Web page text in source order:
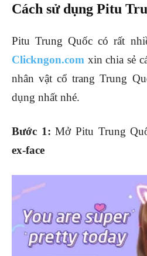
Cách sử dụng Pitu
Pitu Trung Quốc có rất
Clickngon.com xin chia sẻ
nhân vật cổ trang Trung
dụng nhất nhé.
Bước 1: Mở Pitu Trung
ex-face